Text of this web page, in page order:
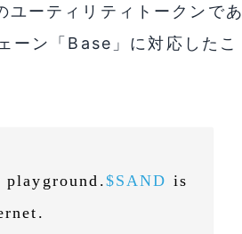
ーティリティトークンであ
ン「Base」に対応したこ
playground.$SAND is